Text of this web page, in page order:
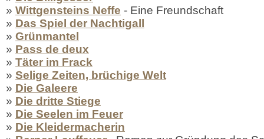
» Wittgensteins Neffe - Eine Freundschaft
» Das Spiel der Nachtigall
» Grünmantel
» Pass de deux
» Täter im Frack
» Selige Zeiten, brüchige Welt
» Die Galeere
» Die dritte Stiege
» Die Seelen im Feuer
» Die Kleidermacherin